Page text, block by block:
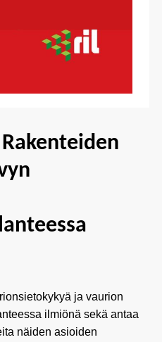
ja vaurion
ilmiönä sekä antaa
näiden asioiden